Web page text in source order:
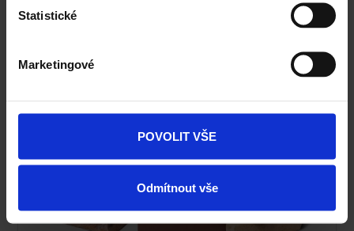
Statistické
Marketingové
POVOLIT VŠE
Odmítnout vše